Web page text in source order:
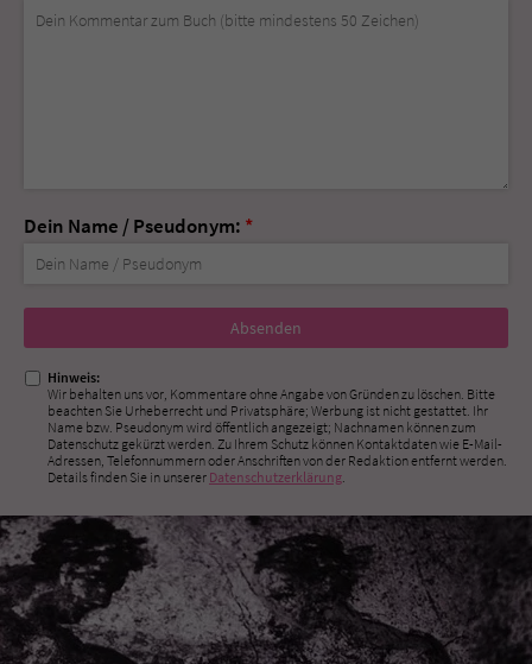
Dein Name / Pseudonym: *
Nicht
ausfüllen!
Hinweis:
Wir behalten uns vor, Kommentare ohne Angabe von Gründen zu löschen. Bitte
beachten Sie Urheberrecht und Privatsphäre; Werbung ist nicht gestattet. Ihr
Name bzw. Pseudonym wird öffentlich angezeigt; Nachnamen können zum
Datenschutz gekürzt werden. Zu Ihrem Schutz können Kontaktdaten wie E-Mail-
Adressen, Telefonnummern oder Anschriften von der Redaktion entfernt werden.
Details finden Sie in unserer Datenschutzerklärung